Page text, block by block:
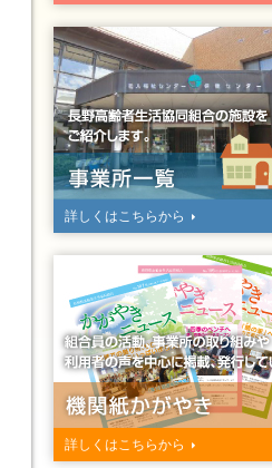
詳しくはこちらから
詳しくはこちらから